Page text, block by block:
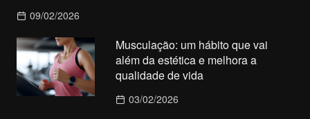
09/02/2026
Musculação: um hábito que vai
além da estética e melhora a
qualidade de vida
03/02/2026